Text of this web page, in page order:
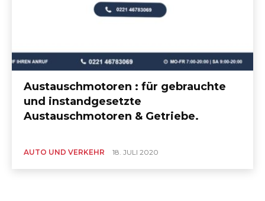
Austauschmotoren : für gebrauchte
und instandgesetzte
Austauschmotoren & Getriebe.
AUTO UND VERKEHR 18. JULI 2020